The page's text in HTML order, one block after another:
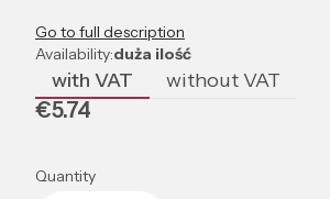
Go to full description
Availability:duża ilość
with VAT without VAT
Price
€5.74
Quantity